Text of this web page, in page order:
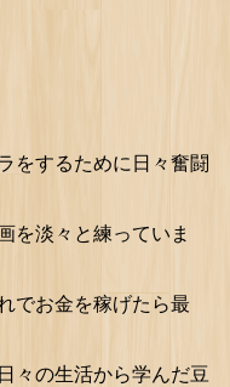
をするために日々奮闘
を淡々と練っていま
でお金を稼げたら最
々の生活から学んだ豆